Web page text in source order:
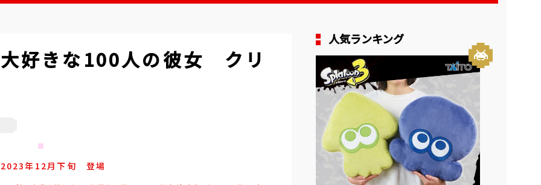
好きな100人の彼女 クリ
2023年 12月下旬 登場
人気ランキング